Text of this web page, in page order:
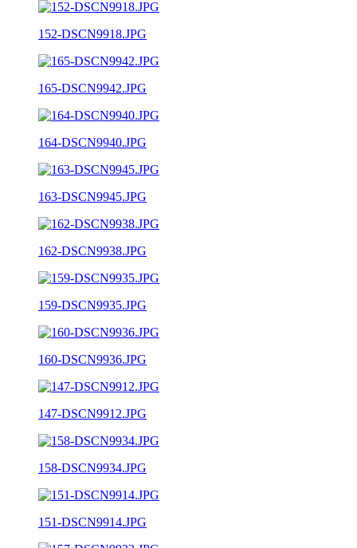
152-DSCN9918.JPG
165-DSCN9942.JPG
164-DSCN9940.JPG
163-DSCN9945.JPG
162-DSCN9938.JPG
159-DSCN9935.JPG
160-DSCN9936.JPG
147-DSCN9912.JPG
158-DSCN9934.JPG
151-DSCN9914.JPG